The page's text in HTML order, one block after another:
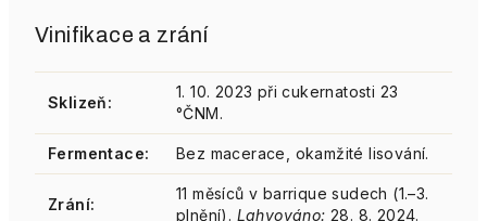
Vinifikace a zrání
Sklizeň:
1. 10. 2023 při cukernatosti 23
°ČNM.
Fermentace: Bez macerace, okamžité lisování.
Zrání:
11 měsíců v barrique sudech (1.–3.
plnění). Lahvováno: 28. 8. 2024.